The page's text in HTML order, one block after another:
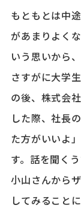
もともとは中
があまりよく
いう思いから
さすがに大学
の後、株式会
した際、社長
た方がいいよ
す。話を聞く
小山さんから
してみること